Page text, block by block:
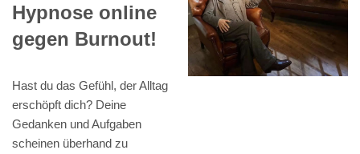
Hypnose online
gegen Burnout!
Hast du das Gefühl, der Alltag
erschöpft dich? Deine
Gedanken und Aufgaben
scheinen überhand zu